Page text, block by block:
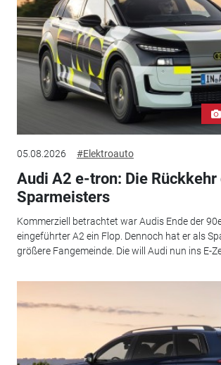
05.08.2026 #Elektroauto
Audi A2 e-tron: Die Rückkehr
Sparmeisters
Kommerziell betrachtet war Audis Ende der
eingeführter A2 ein Flop. Dennoch hat er als
größere Fangemeinde. Die will Audi nun ins E-